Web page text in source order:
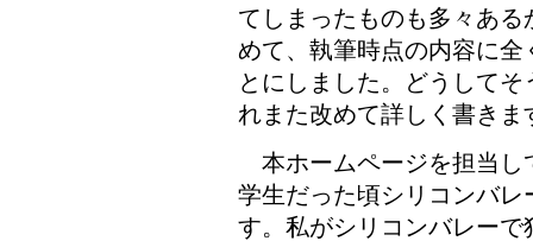
てしまったものも多々あ
めて、執筆時点の内容に
とにしました。どうして
れまた改めて詳しく書きま
本ホームページを担当し
学生だった頃シリコンバ
す。私がシリコンバレー